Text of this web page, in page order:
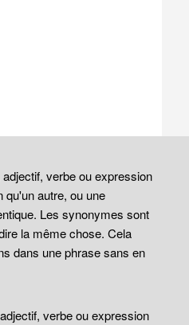
verbe ou expression
qu'un autre, ou une
Les synonymes sont
la même chose. Cela
dans une phrase sans en
verbe ou expression